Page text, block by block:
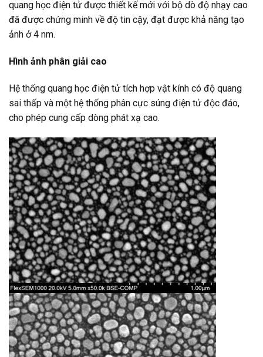
quang học điện tử được thiết kế mới với bộ dò độ nhạy cao
đã được chứng minh về độ tin cậy, đạt được khả năng tạo
ảnh ở 4 nm.
Hình ảnh phân giải cao
Hệ thống quang học điện tử tích hợp vật kính có độ quang
sai thấp và một hệ thống phân cực súng điện tử độc đáo,
cho phép cung cấp dòng phát xạ cao.